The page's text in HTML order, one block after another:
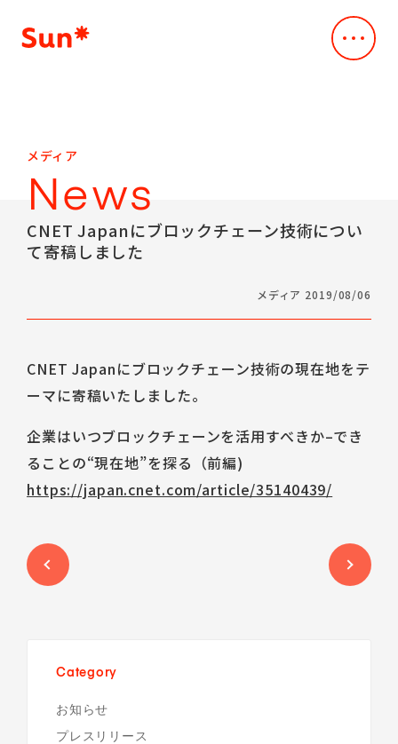
会社概要
Mission
Business
Company Profile
Service
デジタル・クリエイティブスタジオ
Creative & Engineering
デザインxスペック主導のAI駆動開発
ALLLY
Talent Platform
Our Works
News
持続可能性
メッセージ
取り組みの方針
人材・チーム
コミュニティ
コーポレート・ガバナンス
IR情報
経営方針
IRライブラリ
株式情報
IRスケジュール
IRニュース
Career
Career
企業理念
サービス
中途採用Entry
メディア
News
CNET Japanにブロックチェーン技術につい
て寄稿しました
メディア 2019/08/06
CNET Japanにブロックチェーン技術の現在地をテ
ーマに寄稿いたしました。
企業はいつブロックチェーンを活用すべきか–でき
ることの“現在地”を探る（前編)
https://japan.cnet.com/article/35140439/
Category
お知らせ
プレスリリース